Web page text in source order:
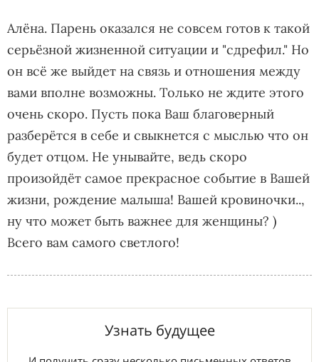
Алёна. Парень оказался не совсем готов к такой
серьёзной жизненной ситуации и "сдрефил." Но
он всё же выйдет на связь и отношения между
вами вполне возможны. Только не ждите этого
очень скоро. Пусть пока Ваш благоверный
разберётся в себе и свыкнется с мыслью что он
будет отцом. Не унывайте, ведь скоро
произойдёт самое прекрасное событие в Вашей
жизни, рождение малыша! Вашей кровиночки..,
ну что может быть важнее для женщины? )
Всего вам самого светлого!
Узнать будущее